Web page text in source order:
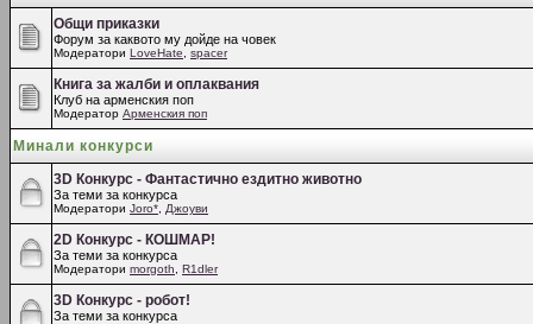
Общи приказки
Форум за каквото му дойде на човек
Модератори LoveHate spacer
Книга за жалби и оплаквания
Клуб на арменския поп
Модератор Арменския поп
Минали конкурси
3D Конкурс - Фантастично ездитно животно
За теми за конкурса
Модератори Joro* Джоуви
2D Конкурс - КОШМАР!
За теми за конкурса
Модератори morgoth R1dler
3D Конкурс - робот!
За теми за конкурса